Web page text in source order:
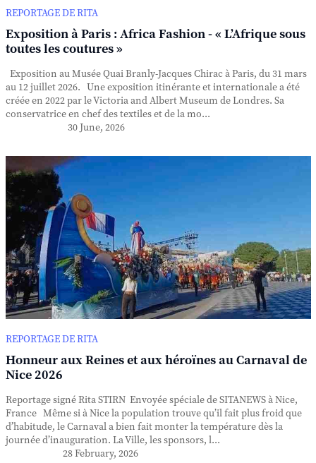
REPORTAGE DE RITA
Exposition à Paris : Africa Fashion - « L’Afrique sous
toutes les coutures »
Exposition au Musée Quai Branly-Jacques Chirac à Paris, du 31 mars
au 12 juillet 2026. Une exposition itinérante et internationale a été
créée en 2022 par le Victoria and Albert Museum de Londres. Sa
conservatrice en chef des textiles et de la mo...
30 June, 2026
REPORTAGE DE RITA
Honneur aux Reines et aux héroïnes au Carnaval de
Nice 2026
Reportage signé Rita STIRN Envoyée spéciale de SITANEWS à Nice,
France Même si à Nice la population trouve qu’il fait plus froid que
d’habitude, le Carnaval a bien fait monter la température dès la
journée d’inauguration. La Ville, les sponsors, l...
28 February, 2026